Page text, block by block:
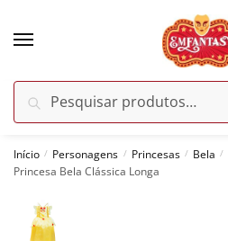
por:
Pesquisar
Início / Personagens / Princesas / Bela /
Princesa Bela Clássica Longa